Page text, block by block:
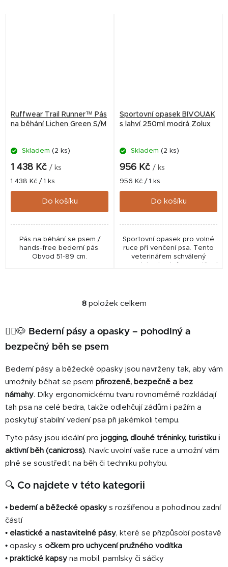
Ruffwear Trail Runner™ Pás
na běhání Lichen Green S/M
Skladem (2 ks)
1 438 Kč / ks
Měrná
cena:
1 438 Kč / 1 ks
Do košíku
Pás na běhání se psem /
hands-free bederní pás.
Obvod 51-89 cm.
Sportovní opasek BIVOUAK
s lahví 250ml modrá Zolux
Skladem (2 ks)
956 Kč / ks
Měrná
cena:
956 Kč / 1 ks
Do košíku
Sportovní opasek pro volné
ruce při venčení psa. Tento
veterinářem schválený
opasek je vhodný pro cvičení
O
l
a
í
p
r
v
k
y
v
ý
i
u
8položek celkem
🏃‍♀️🐶 Bederní pásy a opasky – pohodlný a
bezpečný běh se psem
Bederní pásy a běžecké opasky jsou navrženy tak, aby vám
umožnily běhat se psem přirozeně, bezpečně a bez
námahy. Díky ergonomickému tvaru rovnoměrně rozkládají
tah psa na celé bedra, takže odlehčují zádům i pažím a
poskytují stabilní vedení psa při jakémkoli tempu.
Tyto pásy jsou ideální pro jogging, dlouhé tréninky, turistiku i
aktivní běh (canicross). Navíc uvolní vaše ruce a umožní vám
plně se soustředit na běh či techniku pohybu.
🔍 Co najdete v této kategorii
• bederní a běžecké opasky s rozšířenou a pohodlnou zadní
částí
• elastické a nastavitelné pásy, které se přizpůsobí postavě
• opasky s očkem pro uchycení pružného vodítka
• praktické kapsy na mobil, pamlsky či sáčky